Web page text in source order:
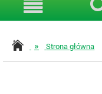
» Strona główna